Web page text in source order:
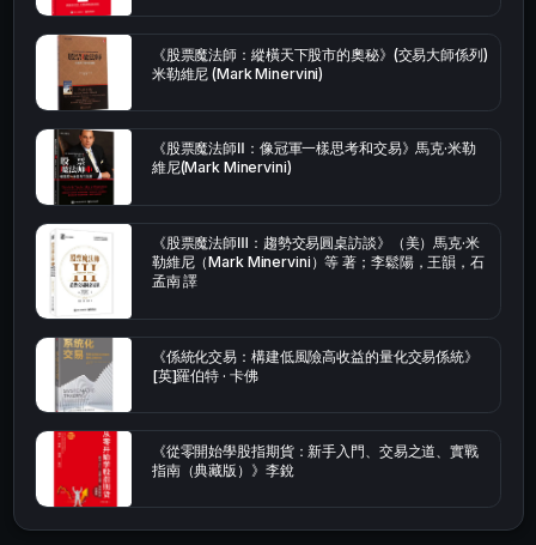
《股票魔法師：縱橫天下股市的奧秘》(交易大師係列)
米勒維尼 (Mark Minervini)
《股票魔法師Ⅱ：像冠軍一樣思考和交易》馬克·米勒
維尼(Mark Minervini)
《股票魔法師Ⅲ：趨勢交易圓桌訪談》（美）馬克·米
勒維尼（Mark Minervini）等 著；李鬆陽，王韻，石
孟南 譯
《係統化交易：構建低風險高收益的量化交易係統》
[英]羅伯特 · 卡佛
《從零開始學股指期貨：新手入門、交易之道、實戰
指南（典藏版）》李銳